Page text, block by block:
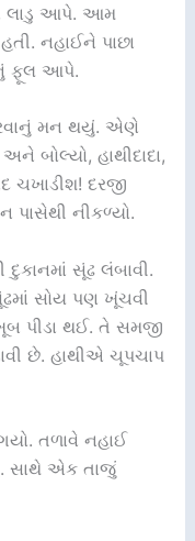
લાડુ આપે. આમ
નહાઈને પાછા
ફૂલ આપે.
મન થયું. એણે
બોલ્યો, હાથીદાદા,
ચખાડીશ! દરજી
પાસેથી નીકળ્યો.
દુકાનમાં સૂંઢ લંબાવી.
સોય પણ ખૂંચવી
પીડા થઈ. તે સમજી
છે. હાથીએ ચૂપચાપ
તળાવે નહાઈ
સાથે એક તાજું